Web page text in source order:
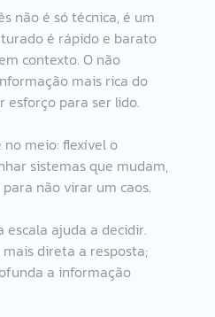
não é só técnica, é um
é rápido e barato
contexto. O não
mais rica do
esforço para ser lido.
meio: flexível o
sistemas que mudam,
não virar um caos.
escala ajuda a decidir.
direta a resposta;
a informação